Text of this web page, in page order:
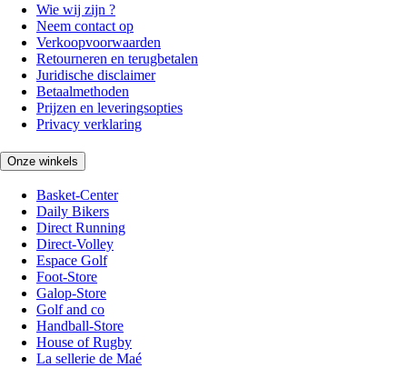
Wie wij zijn ?
Neem contact op
Verkoopvoorwaarden
Retourneren en terugbetalen
Juridische disclaimer
Betaalmethoden
Prijzen en leveringsopties
Privacy verklaring
Onze winkels
Basket-Center
Daily Bikers
Direct Running
Direct-Volley
Espace Golf
Foot-Store
Galop-Store
Golf and co
Handball-Store
House of Rugby
La sellerie de Maé